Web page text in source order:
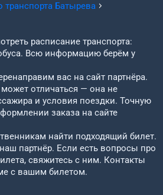
транспорта Батырева
расписание транспорта:
Всю информацию берём у
вас на сайт партнёра.
отличаться — она не
и условия поездки. Точную
заказа на сайте
найти подходящий билет.
партнёр. Если есть вопросы про
свяжитесь с ним. Контакты
с вашим билетом.